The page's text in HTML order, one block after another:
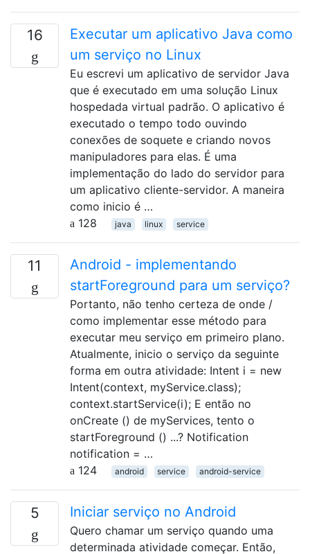
16
Executar um aplicativo Java como
um serviço no Linux
Eu escrevi um aplicativo de servidor Java
que é executado em uma solução Linux
hospedada virtual padrão. O aplicativo é
executado o tempo todo ouvindo
conexões de soquete e criando novos
manipuladores para elas. É uma
implementação do lado do servidor para
um aplicativo cliente-servidor. A maneira
como inicio é …
128
java linux service
11
Android - implementando
startForeground para um serviço?
Portanto, não tenho certeza de onde /
como implementar esse método para
executar meu serviço em primeiro plano.
Atualmente, inicio o serviço da seguinte
forma em outra atividade: Intent i = new
Intent(context, myService.class);
context.startService(i); E então no
onCreate () de myServices, tento o
startForeground () ...? Notification
notification = …
124
android service android-service
5 Iniciar serviço no Android
Quero chamar um serviço quando uma
determinada atividade começar. Então,